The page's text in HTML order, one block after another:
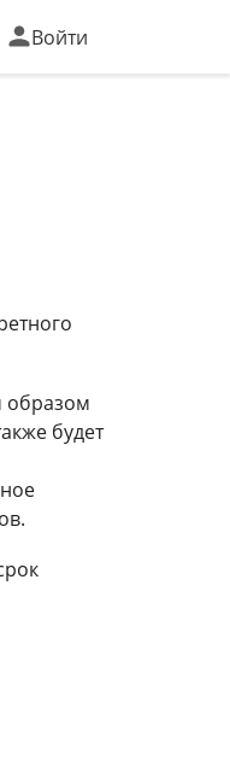
Войти
образом
будет